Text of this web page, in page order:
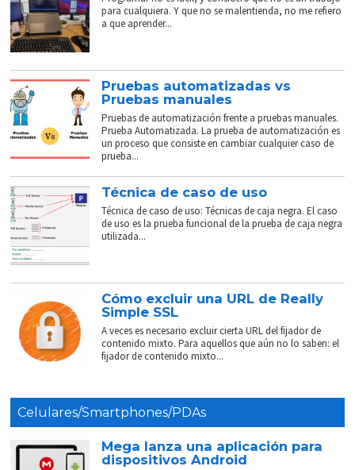
para cualquiera. Y que no se malentienda, no me refiero
a que aprender...
Pruebas automatizadas vs
Pruebas manuales
Pruebas de automatización frente a pruebas manuales.
Prueba Automatizada. La prueba de automatización es
un proceso que consiste en cambiar cualquier caso de
prueba...
Técnica de caso de uso
Técnica de caso de uso: Técnicas de caja negra. El caso
de uso es la prueba funcional de la prueba de caja negra
utilizada...
Cómo excluir una URL de Really
Simple SSL
A veces es necesario excluir cierta URL del fijador de
contenido mixto. Para aquellos que aún no lo saben: el
fijador de contenido mixto...
Celulares/Smartphones/PDAs
Mega lanza una aplicación para
dispositivos Android